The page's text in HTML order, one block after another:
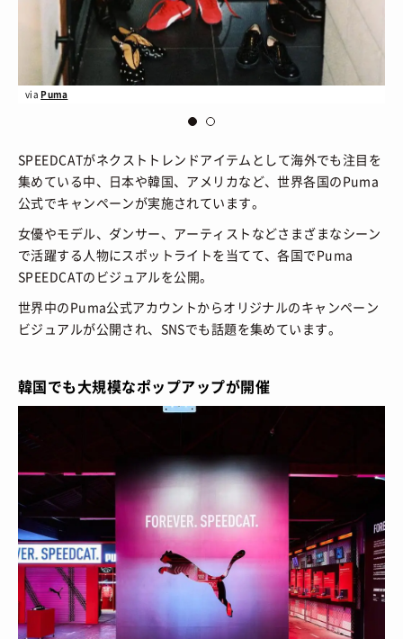
via Puma
SPEEDCATがネクストトレンドアイテムとして海外でも注目を
集めている中、日本や韓国、アメリカなど、世界各国のPuma
公式でキャンペーンが実施されています。
女優やモデル、ダンサー、アーティストなどさまざまなシーン
で活躍する人物にスポットライトを当てて、各国でPuma
SPEEDCATのビジュアルを公開。
世界中のPuma公式アカウントからオリジナルのキャンペーン
ビジュアルが公開され、SNSでも話題を集めています。
韓国でも大規模なポップアップが開催